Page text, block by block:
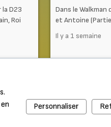
D23
Roi
Dans le
et Antoine
Il y a 1 semaine
Personnaliser